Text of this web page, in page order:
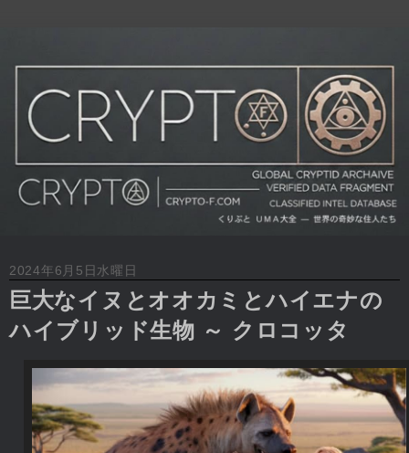
2024年6月5日水曜日
巨大なイヌとオオカミとハイエナの
ハイブリッド生物 ～ クロコッタ